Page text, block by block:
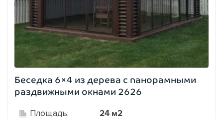
Беседка 6×4 из дерева с панорамными
раздвижными окнами 2626
Площадь: 24 м2